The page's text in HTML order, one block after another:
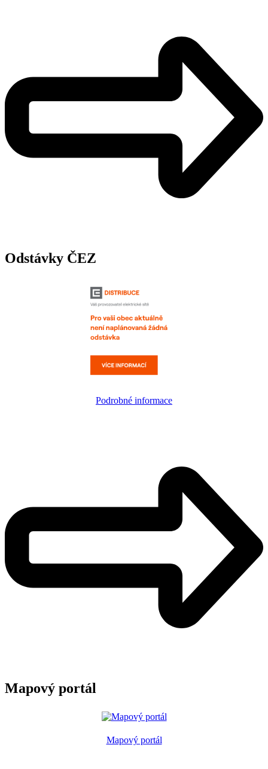
Odstávky ČEZ
Podrobné informace
Mapový portál
Mapový portál